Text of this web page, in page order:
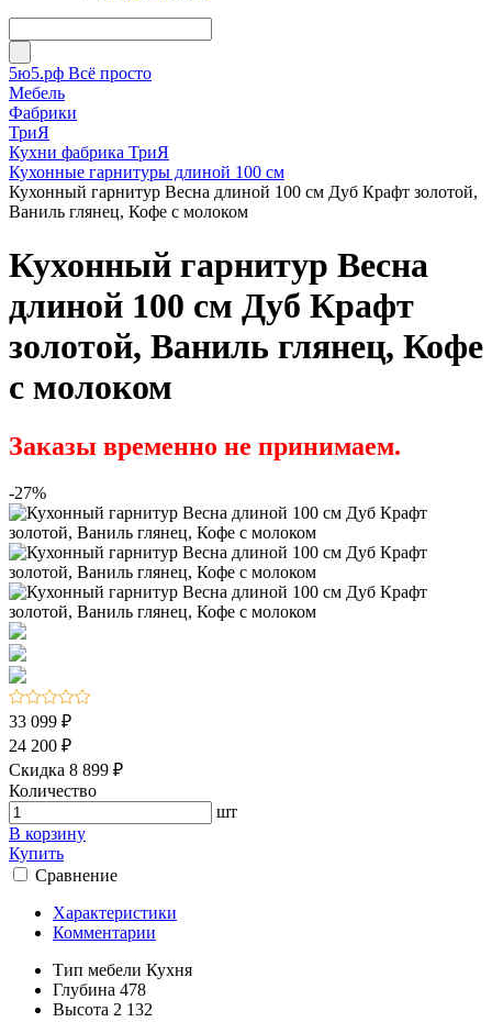
5ю5.рф Всё просто
Мебель
Фабрики
ТриЯ
Кухни фабрика ТриЯ
Кухонные гарнитуры длиной 100 см
Кухонный гарнитур Весна длиной 100 см Дуб Крафт золотой,
Ваниль глянец, Кофе с молоком
Кухонный гарнитур Весна
длиной 100 см Дуб Крафт
золотой, Ваниль глянец, Кофе
с молоком
Заказы временно не принимаем.
-27%
33 099 ₽
24 200 ₽
Скидка 8 899 ₽
Количество
шт
В корзину
Купить
Сравнение
Характеристики
Комментарии
Тип мебели Кухня
Глубина 478
Высота 2 132